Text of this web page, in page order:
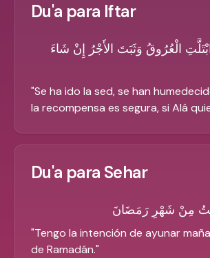
Du'a para Iftar
الْعُرُوقُ وَثَبَتَ الأَجْرُ إِنْ شَاءَ
"Se ha ido la sed, se han
la recompensa es segura, si Alá
Du'a para Sehar
مِنْ شَهْرِ رَمَضَانَ
"Tengo la intención de ayunar
de Ramadán."